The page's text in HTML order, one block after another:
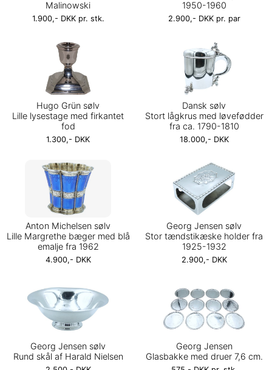
Malinowski
1.900,- DKK pr. stk.
1950-1960
2.900,- DKK pr. par
Hugo Grün sølv
Lille lysestage med firkantet
fod
1.300,- DKK
Dansk sølv
Stort lågkrus med løvefødder
fra ca. 1790-1810
18.000,- DKK
Anton Michelsen sølv
Lille Margrethe bæger med blå
emalje fra 1962
4.900,- DKK
Georg Jensen sølv
Stor tændstikæske holder fra
1925-1932
2.900,- DKK
Georg Jensen sølv
Rund skål af Harald Nielsen
Georg Jensen
Glasbakke med druer 7,6 cm.